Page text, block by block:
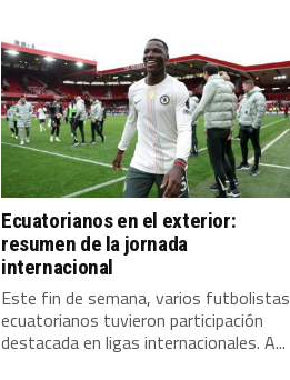
Ecuatorianos en el exterior:
resumen de la jornada
internacional
Este fin de semana, varios futbolistas
ecuatorianos tuvieron participación
destacada en ligas internacionales. A...